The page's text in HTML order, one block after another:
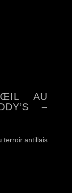
AU
–
terroir antillais